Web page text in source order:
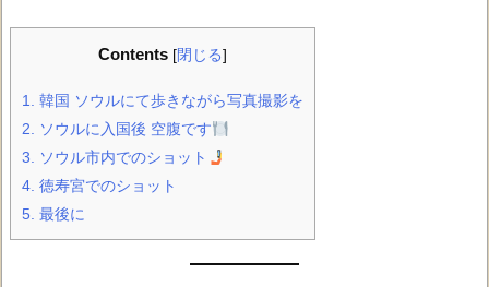
Contents [閉じる]
1. 韓国 ソウルにて歩きながら写真撮影を
2. ソウルに入国後 空腹です
3. ソウル市内でのショット
4. 徳寿宮でのショット
5. 最後に